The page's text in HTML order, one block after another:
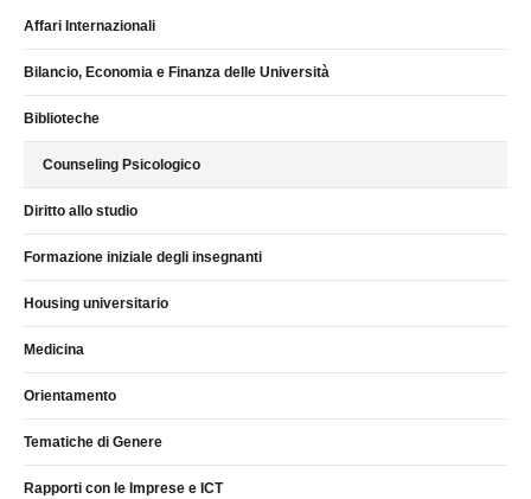
Affari Internazionali
Bilancio, Economia e Finanza delle Università
Biblioteche
Counseling Psicologico
Diritto allo studio
Formazione iniziale degli insegnanti
Housing universitario
Medicina
Orientamento
Tematiche di Genere
Rapporti con le Imprese e ICT